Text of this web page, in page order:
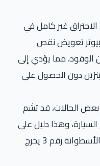
الاحتراق غير كامل في
تعويض نقص
مما يؤدي إلى
دون الحصول على
الحالات، قد تشم
وهذا دليل على
أن الوقود الذي يتم ضخه في الأسطوانة رقم 3 يخرج